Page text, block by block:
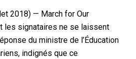
2018) — March for Our
les signataires ne se laissent
du ministre de l’Éducation
indignés que ce